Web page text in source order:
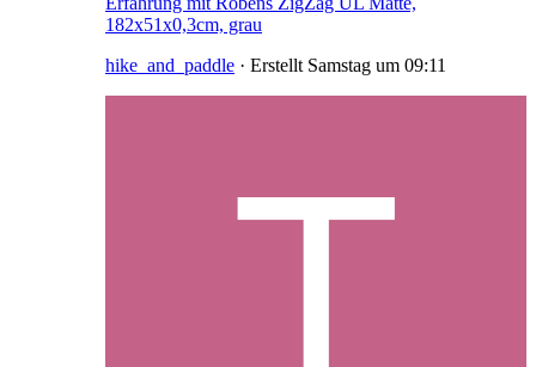
182x51x0,3cm, grau
hike_and_paddle · Erstellt Samstag um 09:11